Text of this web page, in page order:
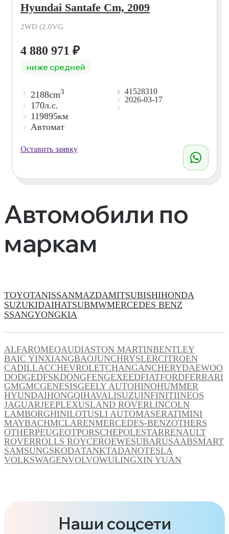
Hyundai Santafe Cm, 2009
2WD (2.0VG
4 880 971 ₽
ниже средней
2188cm3
170л.с.
119895км
Автомат
41528310
2026-03-17
Оставить заявку
Автомобили по
маркам
TOYOTANISSANMAZDAMITSUBISHIHONDA
SUZUKIDAIHATSUBMWMERCEDES BENZ
SSANGYONGKIA
ALFAROMEOAUDIASTON MARTINBENTLEY
BAIC YINXIANGBAOJUNCHRYSLERCITROEN
CADILLACCHEVROLETCHANGANCHERYDAEWOO
DODGEDFSKDONGFENGEXEEDFIATFORDFERRARI
GMGMCGENESISGEELY AUTOHINOHUMMER
HYUNDAIHONGQIHAVALISUZUINFINITIINEOS
JAGUARJEEPLEXUSLAND ROVERLINCOLN
LAMBORGHINILOTUSLI AUTOMASERATIMINI
MAYBACHMCLARENMERCEDES-BENZOTHERS
OTHERPEUGEOTPORSCHEPOLESTARRENAULT
ROVERROLLS ROYCEROEWESUBARUSAABSMART
SAMSUNGSKODATANKTADANOTESLA
VOLKSWAGENVOLVOWULINGXIN YUAN
Наши соцсети